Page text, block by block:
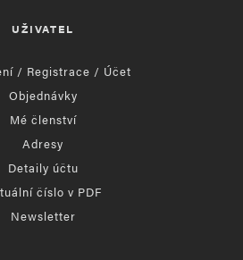
UŽIVATEL
/ Registrace / Účet
Objednávky
Mé členství
Adresy
Detaily účtu
číslo v PDF
Newsletter